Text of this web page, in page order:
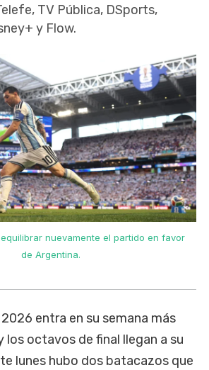
TV Pública, DSports,
y Flow.
nuevamente el partido en favor
de Argentina.
entra en su semana más
los octavos de final llegan a su
lunes hubo dos batacazos que